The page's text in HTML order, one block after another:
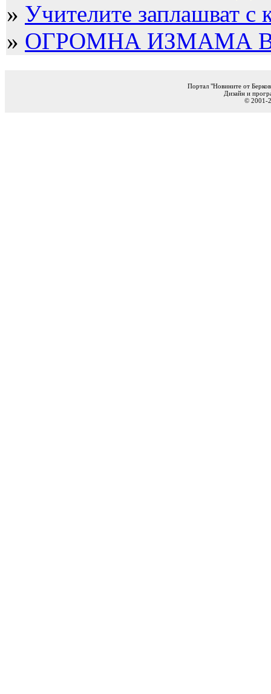
» Учителите заплашват с
» ОГРОМНА ИЗМАМА В
Портал "Новините от
Дизайн и
© 2001-